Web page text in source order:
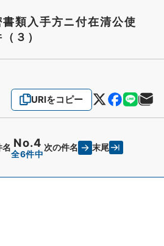
類入手方ニ付在清公使
３）
URIをコピー
名 No.4
全6件中
次の件名 末尾